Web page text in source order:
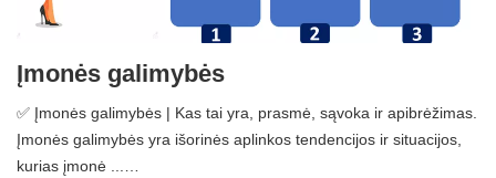
Įmonės galimybės
✅ Įmonės galimybės | Kas tai yra, prasmė, sąvoka ir apibrėžimas.
Įmonės galimybės yra išorinės aplinkos tendencijos ir situacijos,
kurias įmonė ...…